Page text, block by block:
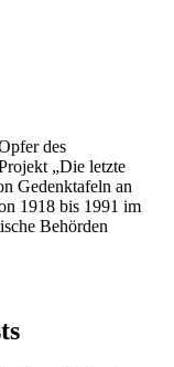
des
„Die letzte
Gedenktafeln an
1918 bis 1991 im
Behörden